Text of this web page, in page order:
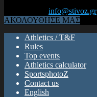
info@stivoz.gr
ΑΚΟΛΟΥΘΗΣΕ ΜΑΣ
Athletics / T&F
Rules
Top events
Athletics calculator
SportsphotoZ
Contact us
English